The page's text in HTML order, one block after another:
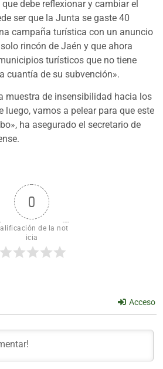
debe reflexionar y cambiar el
ser que la Junta se gaste 40
campaña turística con un anuncio
rincón de Jaén y que ahora
turísticos que no tiene
cuantía de su subvención».
muestra de insensibilidad hacia los
luego, vamos a pelear para que este
ha asegurado el secretario de
0
de la not
icia
Acceso